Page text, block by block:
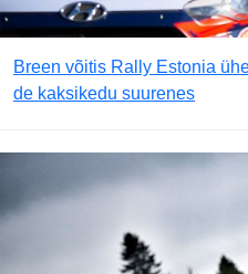
Breen võitis Rally Estonia
de kaksikedu suurenes